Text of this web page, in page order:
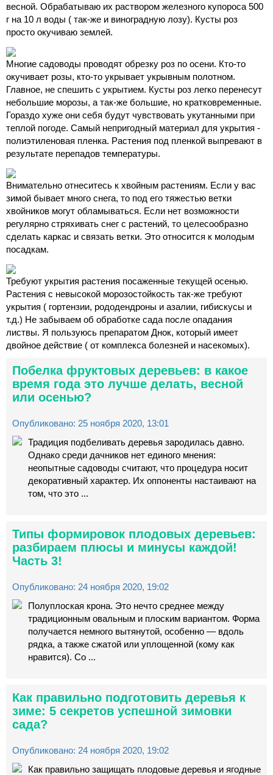
весной. Обрабатываю их раствором железного купороса 500
г на 10 л воды ( так-же и виноградную лозу). Кусты роз
просто окучиваю землей.
Многие садоводы проводят обрезку роз по осени. Кто-то
окучивает розы, кто-то укрывает укрывным полотном.
Главное, не спешить с укрытием. Кусты роз легко перенесут
небольшие морозы, а так-же большие, но кратковременные.
Гораздо хуже они себя будут чувствовать укутанными при
теплой погоде. Самый непригодный материал для укрытия -
полиэтиленовая пленка. Растения под пленкой выпревают в
результате перепадов температуры.
Внимательно отнеситесь к хвойным растениям. Если у вас
зимой бывает много снега, то под его тяжестью ветки
хвойников могут обламываться. Если нет возможности
регулярно стряхивать снег с растений, то целесообразно
сделать каркас и связать ветки. Это относится к молодым
посадкам.
Требуют укрытия растения посаженные текущей осенью.
Растения с невысокой морозостойкость так-же требуют
укрытия ( гортензии, рододендроны и азалии, гибискусы и
т.д.) Не забываем об обработке сада после опадания
листвы. Я пользуюсь препаратом Днок, который имеет
двойное действие ( от комплекса болезней и насекомых).
Побелка фруктовых деревьев: в какое
время года это лучше делать, весной
или осенью?
Опубликовано: 25 ноября 2020, 13:01
Традиция подбеливать деревья зародилась давно.
Однако среди дачников нет единого мнения:
неопытные садоводы считают, что процедура носит
декоративный характер. Их оппоненты настаивают на
том, что это ...
Типы формировок плодовых деревьев:
разбираем плюсы и минусы каждой!
Часть 3!
Опубликовано: 24 ноября 2020, 19:02
Полуплоская крона. Это нечто среднее между
традиционным овальным и плоским вариантом. Форма
получается немного вытянутой, особенно — вдоль
рядка, а также сжатой или уплощенной (кому как
нравится). Со ...
Как правильно подготовить деревья к
зиме: 5 секретов успешной зимовки
сада?
Опубликовано: 24 ноября 2020, 19:02
Как правильно защищать плодовые деревья и ягодные